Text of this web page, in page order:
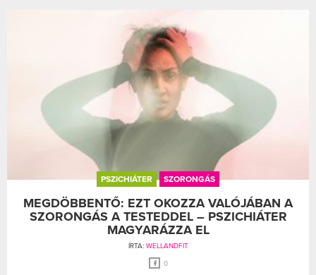
PSZICHIÁTER SZORONGÁS
MEGDÖBBENTŐ: EZT OKOZZA VALÓJÁBAN A
SZORONGÁS A TESTEDDEL – PSZICHIÁTER
MAGYARÁZZA EL
ÍRTA: WELLANDFIT
0